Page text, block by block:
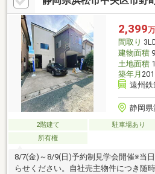
2,399
間取り
建物面積
土地面積
築年月
遠州鉄
静岡県
2階建て 駐車場あり
所有権
8/7(金)～8/9(日)予約制見学会開催※当
らせください。自社売主物件につき随